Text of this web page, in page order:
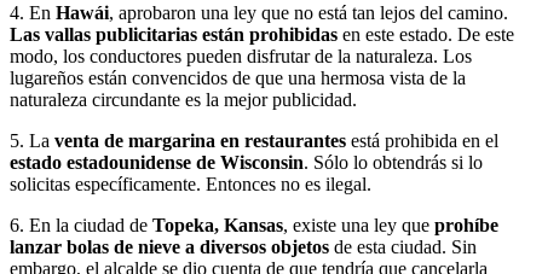
4. En Hawái, aprobaron una ley que no está tan lejos del camino.
Las vallas publicitarias están prohibidas en este estado. De este
modo, los conductores pueden disfrutar de la naturaleza. Los
lugareños están convencidos de que una hermosa vista de la
naturaleza circundante es la mejor publicidad.
5. La venta de margarina en restaurantes está prohibida en el
estado estadounidense de Wisconsin. Sólo lo obtendrás si lo
solicitas específicamente. Entonces no es ilegal.
6. En la ciudad de Topeka, Kansas, existe una ley que prohíbe
lanzar bolas de nieve a diversos objetos de esta ciudad. Sin
embargo, el alcalde se dio cuenta de que tendría que cancelarla